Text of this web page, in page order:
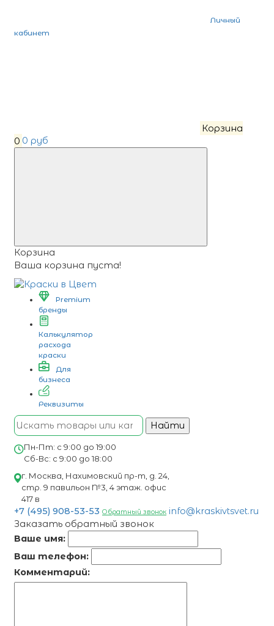
Личный
кабинет
Корзина
0 0 руб
Корзина
Ваша корзина пуста!
Premium
бренды
Калькулятор
расхода
краски
Для
бизнеса
Реквизиты
Найти
Пн-Пт: с 9:00 до 19:00
Сб-Вс: с 9:00 до 18:00
г. Москва, Нахимовский пр-т, д. 24,
стр. 9 павильон №3, 4 этаж. офис
417 в
+7 (495) 908-53-53 Обратный звонок info@kraskivtsvet.ru
Заказать обратный звонок
Ваше имя:
Ваш телефон:
Комментарий: